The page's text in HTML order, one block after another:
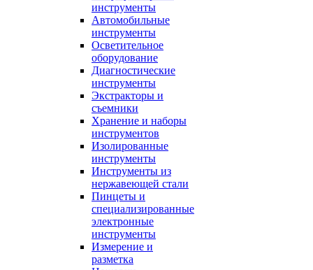
инструменты
Автомобильные
инструменты
Осветительное
оборудование
Диагностические
инструменты
Экстракторы и
съемники
Хранение и наборы
инструментов
Изолированные
инструменты
Инструменты из
нержавеющей стали
Пинцеты и
специализированные
электронные
инструменты
Измерение и
разметка